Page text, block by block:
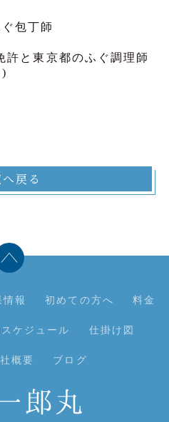
包丁師
許と東京都のふぐ調理師
戻る
報 初めての方へ 料金
ケジュール 仕掛け図
概要 ブログ